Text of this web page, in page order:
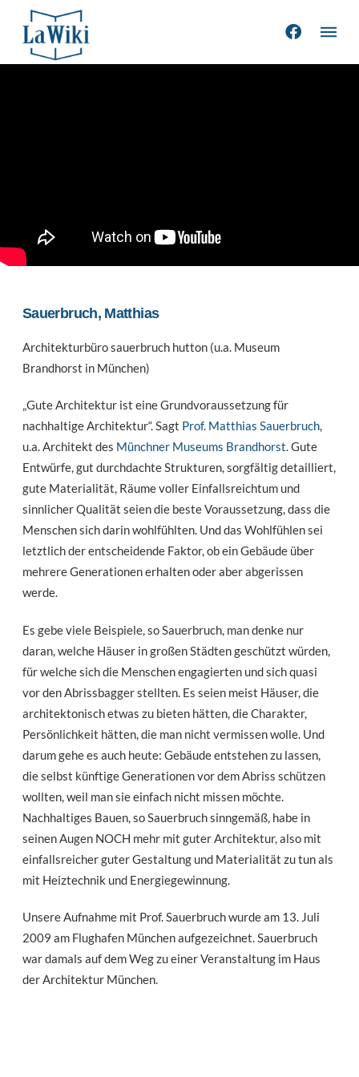
Sauerbruch, Matthias
Architekturbüro sauerbruch hutton (u.a. Museum
Brandhorst in München)
„Gute Architektur ist eine Grundvoraussetzung für
nachhaltige Architektur“. Sagt Prof. Matthias Sauerbruch,
u.a. Architekt des Münchner Museums Brandhorst. Gute
Entwürfe, gut durchdachte Strukturen, sorgfältig detailliert,
gute Materialität, Räume voller Einfallsreichtum und
sinnlicher Qualität seien die beste Voraussetzung, dass die
Menschen sich darin wohlfühlten. Und das Wohlfühlen sei
letztlich der entscheidende Faktor, ob ein Gebäude über
mehrere Generationen erhalten oder aber abgerissen
werde.
Es gebe viele Beispiele, so Sauerbruch, man denke nur
daran, welche Häuser in großen Städten geschützt würden,
für welche sich die Menschen engagierten und sich quasi
vor den Abrissbagger stellten. Es seien meist Häuser, die
architektonisch etwas zu bieten hätten, die Charakter,
Persönlichkeit hätten, die man nicht vermissen wolle. Und
darum gehe es auch heute: Gebäude entstehen zu lassen,
die selbst künftige Generationen vor dem Abriss schützen
wollten, weil man sie einfach nicht missen möchte.
Nachhaltiges Bauen, so Sauerbruch sinngemäß, habe in
seinen Augen NOCH mehr mit guter Architektur, also mit
einfallsreicher guter Gestaltung und Materialität zu tun als
mit Heiztechnik und Energiegewinnung.
Unsere Aufnahme mit Prof. Sauerbruch wurde am 13. Juli
2009 am Flughafen München aufgezeichnet. Sauerbruch
war damals auf dem Weg zu einer Veranstaltung im Haus
der Architektur München.